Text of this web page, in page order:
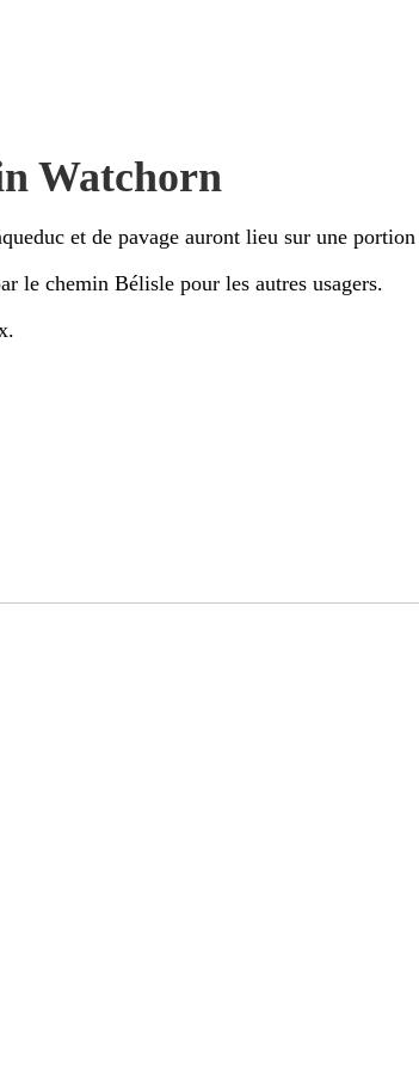
Watchorn
et de pavage auront lieu sur une
le chemin Bélisle pour les autres usagers.